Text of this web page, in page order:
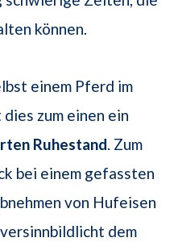
können.
einem Pferd im
zum einen ein
Ruhestand. Zum
bei einem gefassten
von Hufeisen
dem